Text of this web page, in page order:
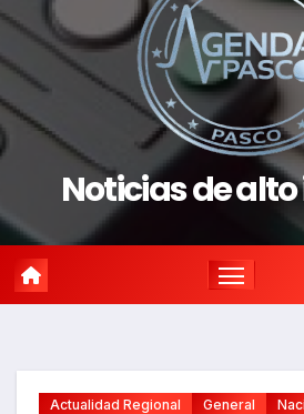
Noticias de
Actualidad Regional General